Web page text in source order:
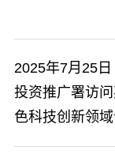
2025年7月25日
投资推广署访
色科技创新领